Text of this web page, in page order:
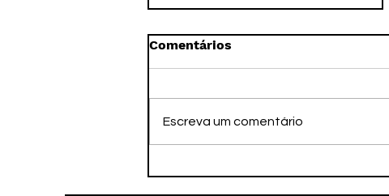
Comentários
Escreva um comentário